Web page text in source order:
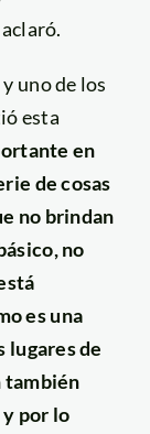
aclaró.
uno de los
esta
en
de cosas
no brindan
no
es una
lugares de
también
por lo